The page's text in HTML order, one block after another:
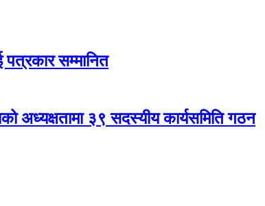
सम्मानित
अध्यक्षतामा ३९ सदस्यीय कार्यसमिति गठन